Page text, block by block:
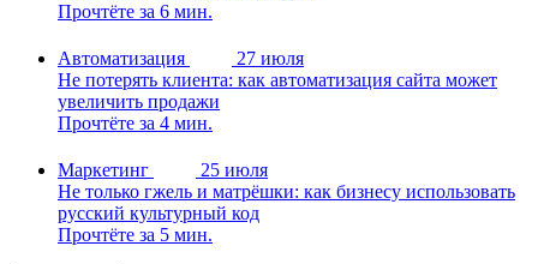
Прочтёте за 6 мин.
Автоматизация
27 июля
Не потерять клиента: как автоматизация сайта может
увеличить продажи
Прочтёте за 4 мин.
Маркетинг
25 июля
Не только гжель и матрёшки: как бизнесу использовать
русский культурный код
Прочтёте за 5 мин.